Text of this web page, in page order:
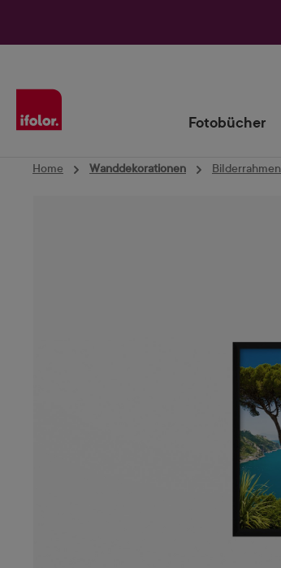
Fotobücher
Home Wanddekorationen Bilderrahmen